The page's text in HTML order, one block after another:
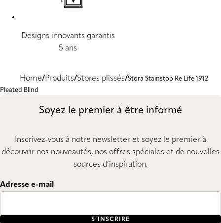
Designs innovants garantis
5 ans
Home Produits Stores plissés Stora Stainstop Re Life 1912
Pleated Blind
Soyez le premier à être informé
Inscrivez-vous à notre newsletter et soyez le premier à
découvrir nos nouveautés, nos offres spéciales et de nouvelles
sources d’inspiration.
Adresse e-mail
S’INSCRIRE